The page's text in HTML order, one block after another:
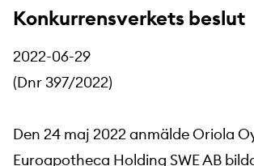
Konkurrensverkets beslut
2022-06-29
(Dnr 397/2022)
Den 24 maj 2022 anmälde Oriola
Euroapotheca Holding SWE AB